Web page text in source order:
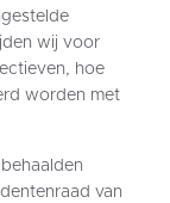
wij voor
hoe
worden met
van